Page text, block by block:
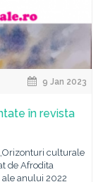
9 Jan 2023
în revista
culturale
de Afrodita
anului 2022